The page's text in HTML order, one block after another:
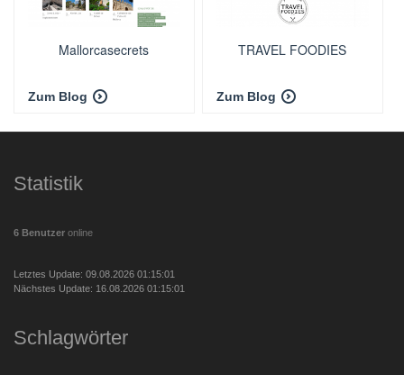
Mallorcasecrets
Zum Blog
TRAVEL FOODIES
Zum Blog
Statistik
6 Benutzer online
Letztes Update: 09.08.2026 01:15:01
Nächstes Update: 16.08.2026 01:15:01
Schlagwörter